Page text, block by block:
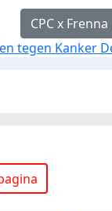
CPC x Frenna
tegen Kanker